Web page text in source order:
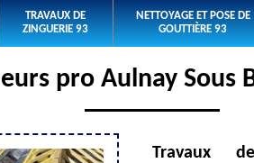
TRAVAUX DE
ZINGUERIE 93
NETTOYAGE ET POSE DE
GOUTTIÈRE 93
pro Aulnay Sous
Travaux